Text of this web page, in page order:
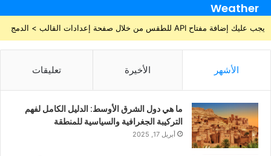
Weather
يجب عليك إضافة مفتاح API للطقس من خلال صفحة إعدادات القالب > الدمج
الأشهر الأخيرة تعليقات
ما هي دول الشرق الأوسط: الدليل الكامل لفهم
التركيبة الجغرافية والسياسية للمنطقة
أبريل 17, 2025